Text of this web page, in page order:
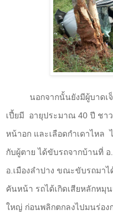
นอกจากนั้นยังมีผู้บาดเ
เปี้ยมี
อายุประมาณ 40 ปี ชา
หน้าอก และเลือดกำเดาไหล
กับผู้ตาย ได้ขับรถจากบ้านที่
อ.เมืองลำปาง ขณะขับรถมาไ
คันหน้า รถได้เกิดเสียหลักห
ใหญ่ ก่อนพลิกตกลงไปมนร่อง